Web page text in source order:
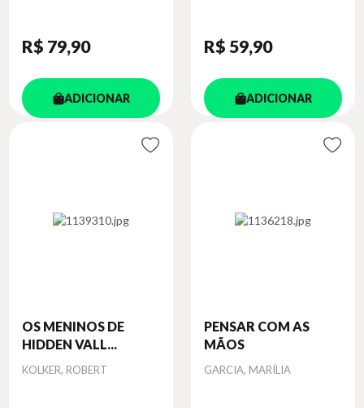
R$ 79,90
ADICIONAR
R$ 59,90
ADICIONAR
OS MENINOS DE
HIDDEN VALL...
Autor
KOLKER, ROBERT
PENSAR COM AS
MÃOS
Autor
GARCIA, MARÍLIA